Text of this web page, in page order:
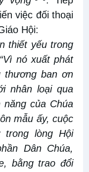
việc đối thoại
Hội:
thiết yếu trong
nó xuất phát
thương ban ơn
nhân loại qua
năng của Chúa
mẫu ấy, cuộc
lòng Hội
Dân Chúa,
bằng trao đổi